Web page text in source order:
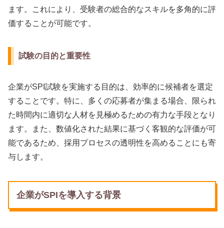
ます。これにより、受験者の総合的なスキルを多角的に評
価することが可能です。
試験の目的と重要性
企業がSPI試験を実施する目的は、効率的に候補者を選定
することです。特に、多くの応募者が集まる場合、限られ
た時間内に適切な人材を見極めるための有力な手段となり
ます。また、数値化された結果に基づく客観的な評価が可
能であるため、採用プロセスの透明性を高めることにも寄
与します。
企業がSPIを導入する背景